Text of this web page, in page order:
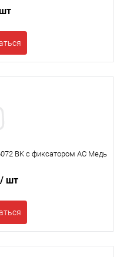
BK с фиксатором AC Медь
/ шт